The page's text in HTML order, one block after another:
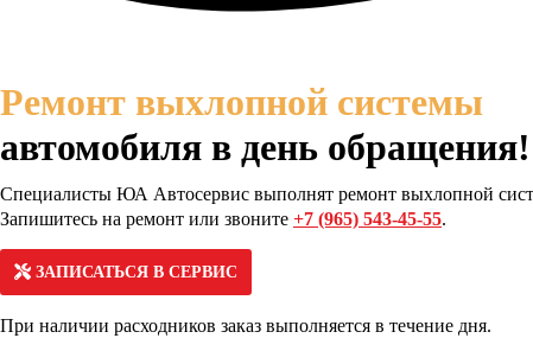
Ремонт выхлопной системы
автомобиля в день обращения!
Специалисты ЮА Автосервис выполнят ремонт выхлопной
Запишитесь на ремонт или звоните +7 (965) 543-45-55.
ЗАПИСАТЬСЯ В СЕРВИС
При наличии расходников заказ выполняется в течение дня.